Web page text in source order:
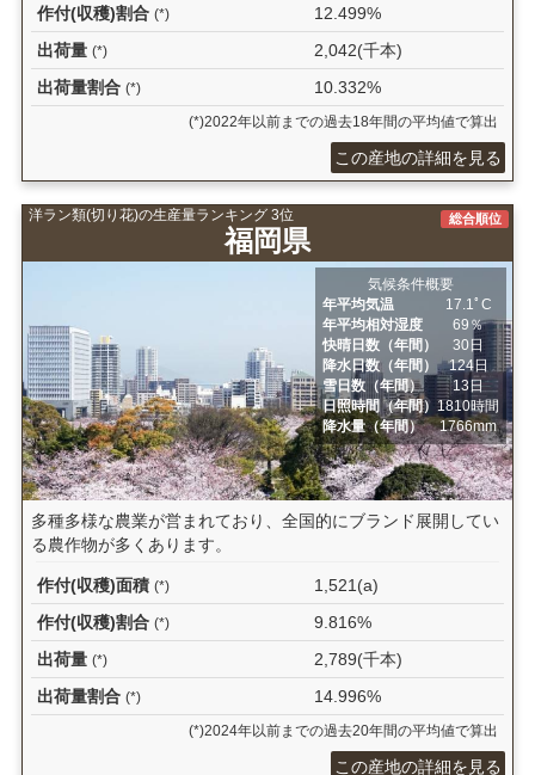
作付(収穫)割合 (*)
12.499%
出荷量 (*)
2,042(千本)
出荷量割合 (*) 10.332%
(*)2022年以前までの過去18年間の平均値で算出
この産地の詳細を見る
洋ラン類(切り花)の生産量ランキング 3位
福岡県
総合順位
気候条件概要
年平均気温
17.1ﾟC
年平均相対湿度
69％
快晴日数（年間）
30日
降水日数（年間）
124日
雪日数（年間）
13日
日照時間（年間）1810時間
降水量（年間）
1766mm
多種多様な農業が営まれており、全国的にブランド展開してい
る農作物が多くあります。
作付(収穫)面積 (*)
1,521(a)
作付(収穫)割合 (*)
9.816%
出荷量 (*)
2,789(千本)
出荷量割合 (*) 14.996%
(*)2024年以前までの過去20年間の平均値で算出
この産地の詳細を見る